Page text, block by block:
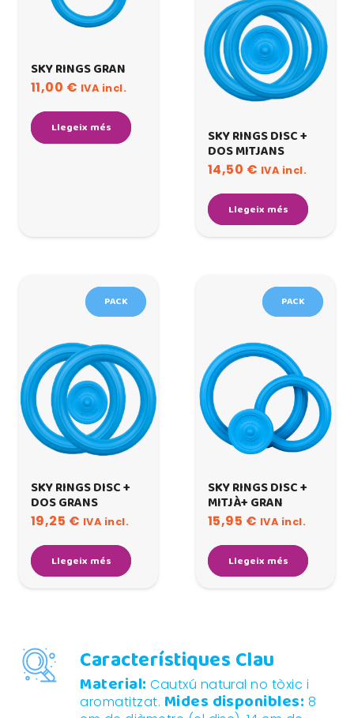
SKY RINGS GRAN
11,00 € IVA incl.
Llegeix més SKY RINGS DISC +
DOS MITJANS
14,50 € IVA incl.
Llegeix més
PACK
SKY RINGS DISC +
DOS GRANS
19,25 € IVA incl.
Llegeix més
PACK
SKY RINGS DISC +
MITJÀ+ GRAN
15,95 € IVA incl.
Llegeix més
Característiques Clau
Material: Cautxú natural no tòxic i
aromatitzat. Mides disponibles: 8